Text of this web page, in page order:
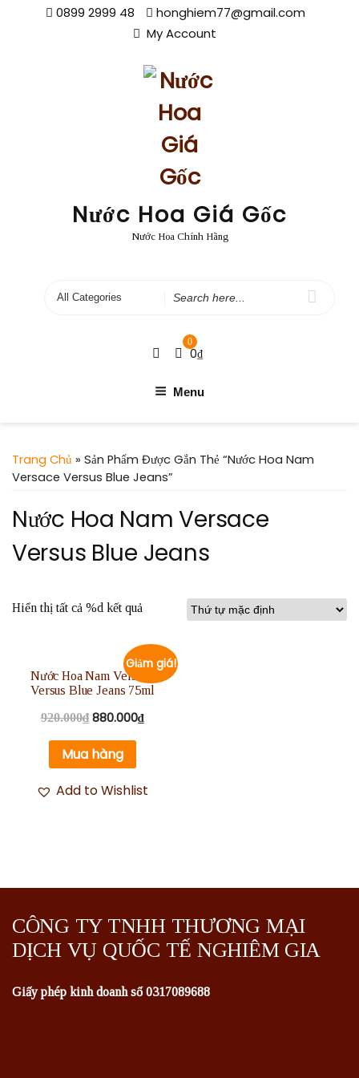
0899 2999 48
honghiem77@gmail.com
My Account
Nước Hoa Giá Gốc
Nước Hoa Chính Hãng
Search
0
0₫
Menu
Trang Chủ » Sản Phẩm Được Gắn Thẻ “Nước Hoa Nam
Versace Versus Blue Jeans”
Nước Hoa Nam Versace
Versus Blue Jeans
Hiển thị tất cả %d kết quả
Giảm giá!
Nước Hoa Nam Versace
Versus Blue Jeans 75ml
920.000₫ 880.000₫
Mua hàng
Add to Wishlist
CÔNG TY TNHH THƯƠNG MẠI
DỊCH VỤ QUỐC TẾ NGHIÊM GIA
Giấy phép kinh doanh số 0317089688